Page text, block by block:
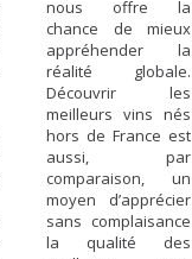
nous offre la
chance de mieux
appréhender la
réalité globale.
Découvrir les
meilleurs vins nés
hors de France est
aussi, par
comparaison, un
moyen d’apprécier
sans complaisance
la qualité des